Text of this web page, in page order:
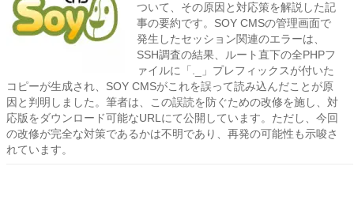
ついて、その原因と対応策を解説した記
事の要約です。SOY CMSの管理画面で
発生したセッション関連のエラーは、
SSH調査の結果、ルート直下の全PHPフ
ァイルに「._」プレフィックスが付いた
コピーが生成され、SOY CMSがこれを誤って読み込んだことが原
因と判明しました。筆者は、この誤読を防ぐための改修を施し、対
応版をダウンロード可能なURLにて公開しています。ただし、今回
の改修が完全な対策であるかは不明であり、再発の可能性も示唆さ
れています。